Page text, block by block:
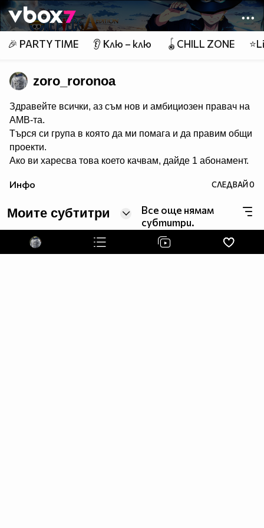
Member of
👾
🎉 PARTY TIME 👂 Клю – клю 🪀CHILL ZONE
zoro_roronoa
Здравейте всички, аз съм нов и амбициозен правач на
АМВ-та.
Търся си група в която да ми помага и да правим общи
проекти.
Ако ви харесва това което качвам, дайде 1 абонамент.
Инфо СЛЕДВАЙ0
Моите субтитри
Все още нямам
субтитри.